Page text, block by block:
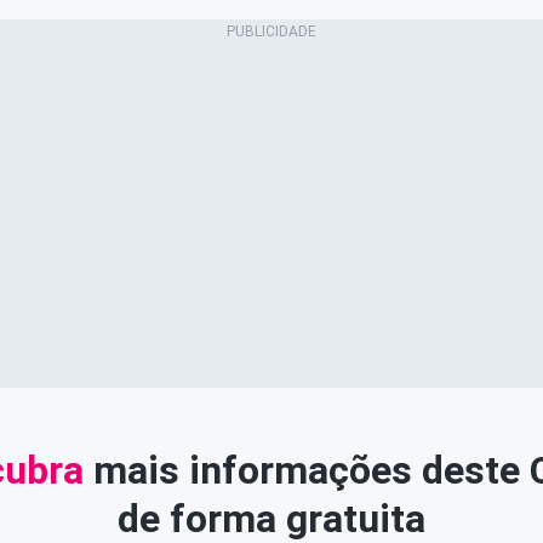
mais informações deste
de forma gratuita